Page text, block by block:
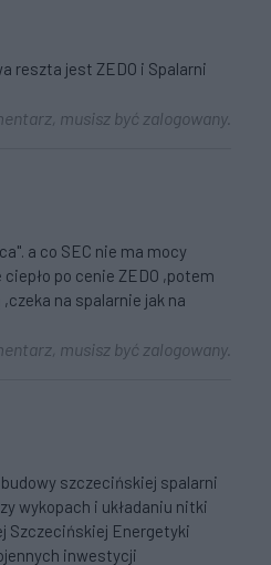
reszta jest ZEDO i Spalarni
musisz być zalogowany.
a co SEC nie ma mocy
po cenie ZEDO ,potem
na spalarnie jak na
musisz być zalogowany.
szczecińskiej spalarni
wykopach i układaniu nitki
Szczecińskiej Energetyki
inwestycji